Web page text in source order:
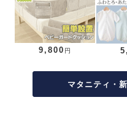
9,800 円
マタニティ・